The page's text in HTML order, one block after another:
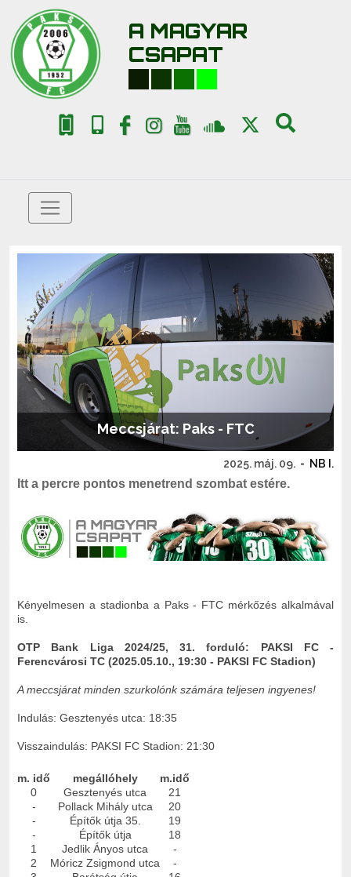
A MAGYAR
CSAPAT
Meccsjárat: Paks - FTC
2025. máj. 09. - NB I.
Itt a percre pontos menetrend szombat estére.
Kényelmesen a stadionba a Paks - FTC mérkőzés alkalmával
is.
OTP Bank Liga 2024/25, 31. forduló: PAKSI FC -
Ferencvárosi TC (2025.05.10., 19:30 - PAKSI FC Stadion)
A meccsjárat minden szurkolónk számára teljesen ingyenes!
Indulás: Gesztenyés utca: 18:35
Visszaindulás: PAKSI FC Stadion: 21:30
m. idő megállóhely
m.idő
0
Gesztenyés utca
21
-
Pollack Mihály utca
20
-
Építők útja 35.
19
-
Építők útja
18
1
Jedlik Ányos utca
-
2
Móricz Zsigmond utca
-